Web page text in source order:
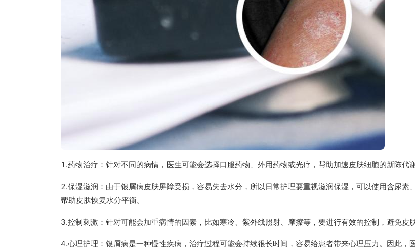
1.药物治疗：针对不同的病情，医生可能会选择口服药物、外用药物或光疗，帮助加速皮肤细胞的新陈代
2.保湿滋润：由于银屑病皮肤屏障受损，容易失去水分，所以日常护理要重视滋润保湿，可以使用含尿素
帮助皮肤恢复水分平衡。
3.控制刺激：针对可能会加重病情的因素，比如寒冷、紫外线照射、摩擦等，要进行有效的控制，避免皮
4.心理护理：银屑病是一种慢性疾病，治疗过程可能会持续很长时间，容易给患者带来心理压力。因此，